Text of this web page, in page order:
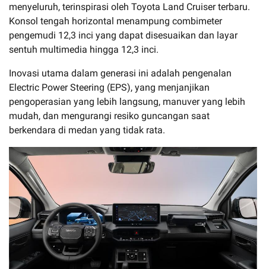
menyeluruh, terinspirasi oleh Toyota Land Cruiser terbaru.
Konsol tengah horizontal menampung combimeter
pengemudi 12,3 inci yang dapat disesuaikan dan layar
sentuh multimedia hingga 12,3 inci.
Inovasi utama dalam generasi ini adalah pengenalan
Electric Power Steering (EPS), yang menjanjikan
pengoperasian yang lebih langsung, manuver yang lebih
mudah, dan mengurangi resiko guncangan saat
berkendara di medan yang tidak rata.